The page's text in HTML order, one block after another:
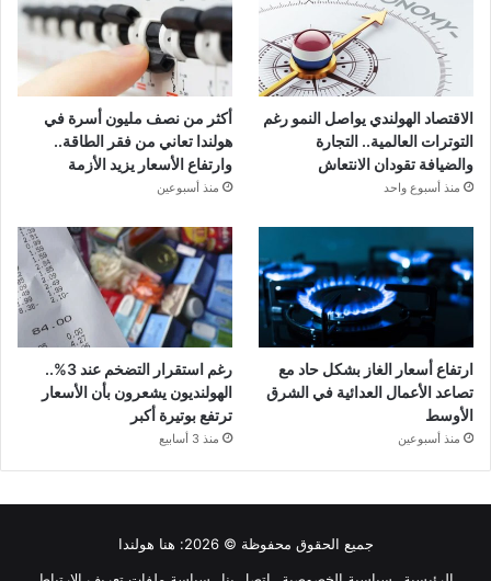
الاقتصاد الهولندي يواصل النمو رغم
التوترات العالمية.. التجارة
والضيافة تقودان الانتعاش
منذ أسبوع واحد
أكثر من نصف مليون أسرة في
هولندا تعاني من فقر الطاقة..
وارتفاع الأسعار يزيد الأزمة
منذ أسبوعين
ارتفاع أسعار الغاز بشكل حاد مع
تصاعد الأعمال العدائية في الشرق
الأوسط
منذ أسبوعين
رغم استقرار التضخم عند 3%..
الهولنديون يشعرون بأن الأسعار
ترتفع بوتيرة أكبر
منذ 3 أسابيع
جميع الحقوق محفوظة © 2026:
هنا هولندا